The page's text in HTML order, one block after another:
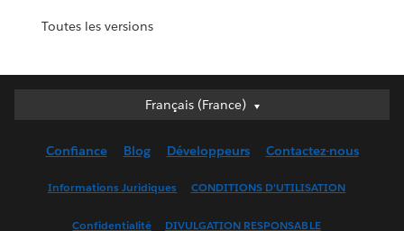
Toutes les versions
Français (France)
Français (France)
English (UK)
Confiance Blog Développeurs Contactez-nous
Informations Juridiques CONDITIONS D'UTILISATION
Confidentialité DIVULGATION RESPONSABLE